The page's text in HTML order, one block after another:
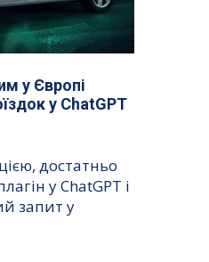
у Європі
у ChatGPT
достатньо
у ChatGPT і
запит у